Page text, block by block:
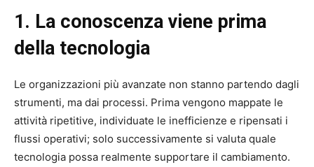
1. La conoscenza viene prima
della tecnologia
Le organizzazioni più avanzate non stanno partendo dagli
strumenti, ma dai processi. Prima vengono mappate le
attività ripetitive, individuate le inefficienze e ripensati i
flussi operativi; solo successivamente si valuta quale
tecnologia possa realmente supportare il cambiamento.